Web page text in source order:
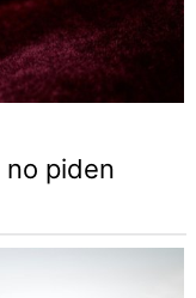
no piden